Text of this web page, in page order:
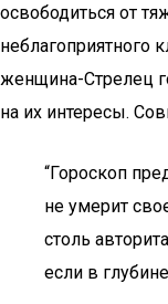
освободиться от
неблагоприятного
женщина-Стрелец
на их интересы.
“Гороскоп
не умерит
столь
если в